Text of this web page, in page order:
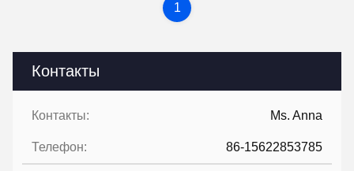
Контакты
Контакты: Ms. Anna
Телефон: 86-15622853785
1